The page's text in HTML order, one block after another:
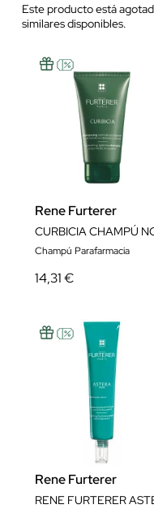
Este producto está
similares disponibles.
Rene Furterer
CURBICIA CHAMPÚ
Champú Parafarmacia
14,31 €
Rene Furterer
RENE FURTERER